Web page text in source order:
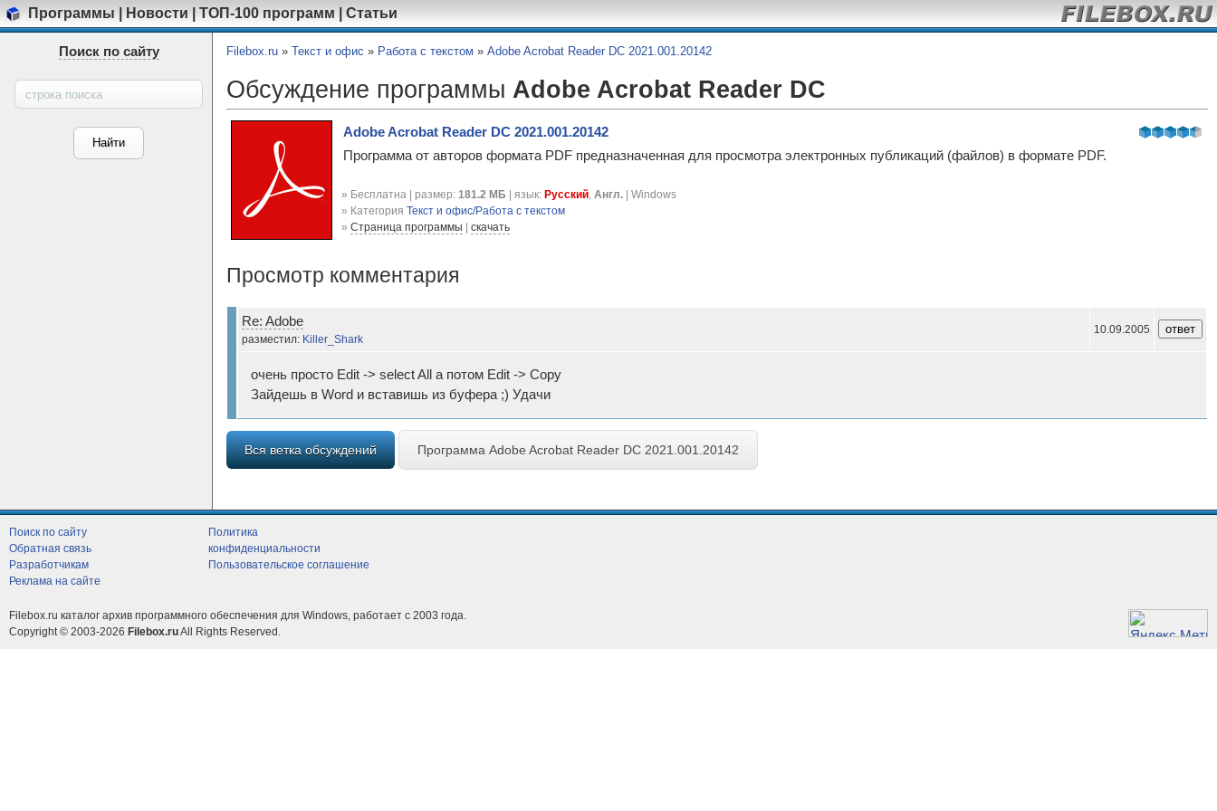
Программы Новости ТОП-100 программ Статьи
Поиск по сайту Filebox.ru » Текст и офис » Работа с текстом » Adobe Acrobat Reader DC 2021.001.20142
Обсуждение программы Adobe Acrobat Reader DC
Adobe Acrobat Reader DC 2021.001.20142
Программа от авторов формата PDF предназначенная для просмотра электронных публикаций (файлов) в формате PDF.
» Бесплатна | размер: 181.2 МБ | язык: Русский, Англ. | Windows
» Категория Текст и офис/Работа с текстом
» Страница программы скачать
Просмотр комментария
Re: Adobe
разместил: Killer_Shark
10.09.2005
очень просто Edit -> select All а потом Edit -> Copy
Зайдешь в Word и вставишь из буфера ;) Удачи
Вся ветка обсуждений Программа Adobe Acrobat Reader DC 2021.001.20142
Поиск по сайту
Обратная связь
Разработчикам
Реклама на сайте
Политика
конфиденциальности
Пользовательское соглашение
Filebox.ru каталог архив программного обеспечения для Windows, работает с 2003 года.
Copyright © 2003-2026 Filebox.ruAll Rights Reserved.